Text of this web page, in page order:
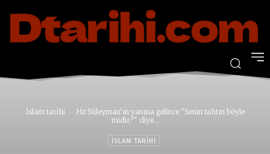
İslam tarihi
Hz Süleyman'ın yanına gelince ''Senin tahtın böyle
midir?'' diye...
İSLAM TARIHI